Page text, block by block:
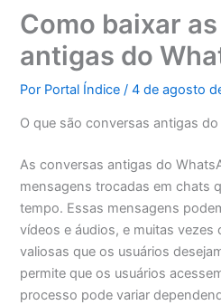
Como baixar
antigas do
Por Portal Índice/4 de agosto
O que são conversas antigas
As conversas antigas do
mensagens trocadas em chats
tempo. Essas mensagens
vídeos e áudios, e muitas
valiosas que os usuários
permite que os usuários
processo pode variar